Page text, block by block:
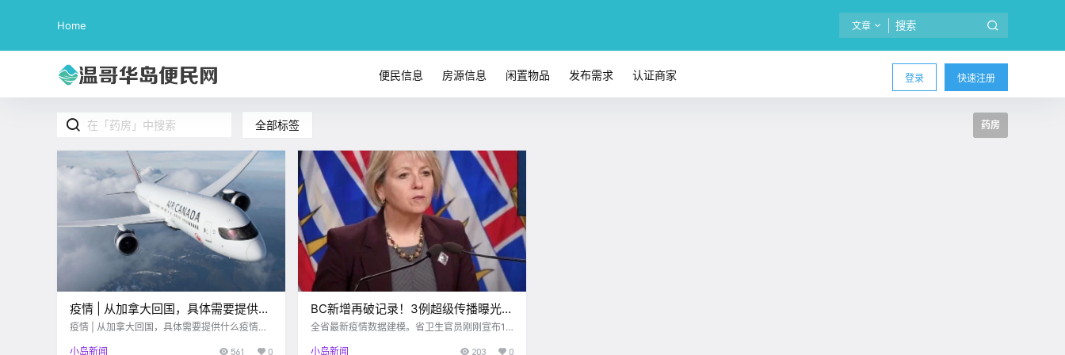
Home 文章
登录 快速注册
便民信息 房源信息 闲置物品 发布需求 认证商家
全部标签 药房
疫情 | 从加拿大回国，具体需要提供什
么疫情证明？
疫情 | 从加拿大回国，具体需要提供什么疫情证
小岛新闻
561 0
BC新增再破记录！3例超级传播曝光，
大温多家超市药房奶茶店爆毒
全省最新疫情数据建模。省卫生官员刚刚宣布10
例，今天又创下单日新增最高纪录，之前为上周
小岛新闻 203 0